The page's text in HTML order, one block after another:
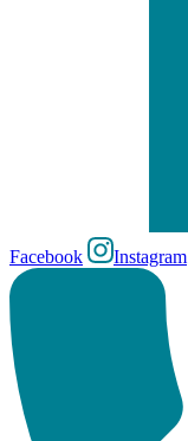
Facebook Instagram